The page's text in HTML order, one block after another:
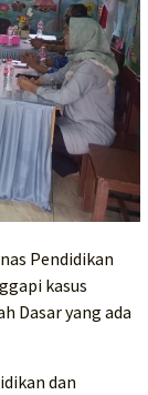
Pendidikan
kasus
Dasar yang ada
dan